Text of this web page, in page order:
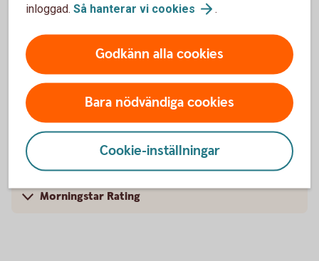
Löptid
Momentumstrategi
Morningstar Rating
inloggad. Så hanterar vi cookies .
Godkänn alla cookies
Bara nödvändiga cookies
Cookie-inställningar